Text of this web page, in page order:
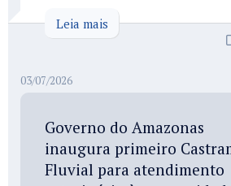
Leia mais
03/07/2026
Governo do Amazonas
inaugura primeiro
Fluvial para atendimento